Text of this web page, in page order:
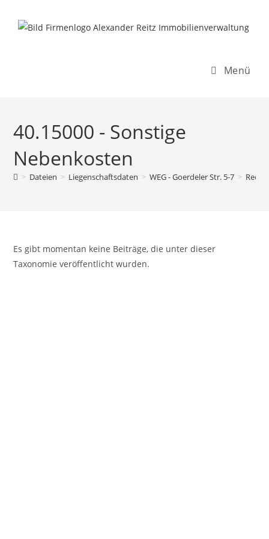
Inhalt
Menü
40.15000 - Sonstige
Nebenkosten
> Dateien > Liegenschaftsdaten > WEG - Goerdeler Str. 5-7 >
Es gibt momentan keine Beiträge, die unter dieser
Taxonomie veröffentlicht wurden.